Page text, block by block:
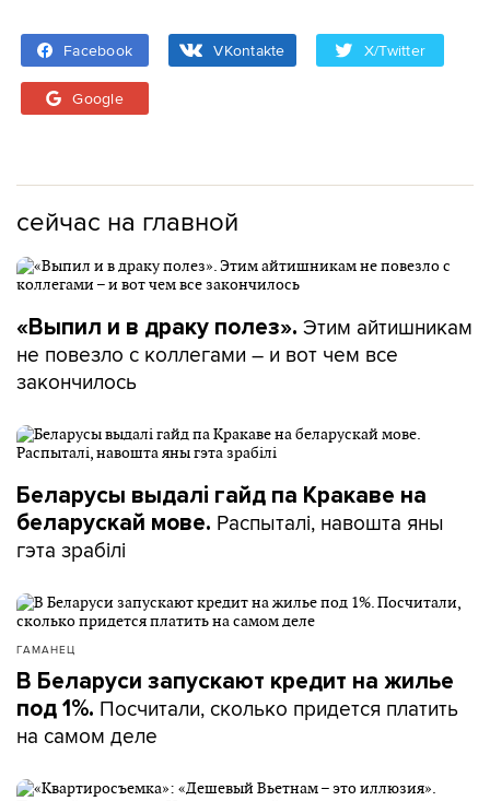
Facebook VKontakte X/Twitter
Google
сейчас на главной
«Выпил и в драку полез». Этим айтишникам
не повезло с коллегами – и вот чем все
закончилось
Беларусы выдалі гайд па Кракаве на
беларускай мове. Распыталі, навошта яны
гэта зрабілі
ГАМАНЕЦ
В Беларуси запускают кредит на жилье
под 1%. Посчитали, сколько придется платить
на самом деле